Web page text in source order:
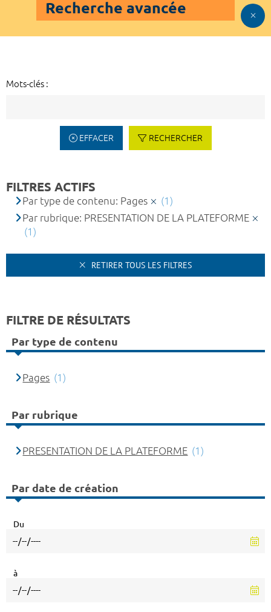
Recherche avancée
Mots-clés :
EFFACER RECHERCHER
FILTRES ACTIFS
Par type de contenu: Pages
(1)
Par rubrique: PRESENTATION DE LA PLATEFORME
(1)
RETIRER TOUS LES FILTRES
FILTRE DE RÉSULTATS
Par type de contenu
Pages (1)
Par rubrique
PRESENTATION DE LA PLATEFORME (1)
Par date de création
Du
à